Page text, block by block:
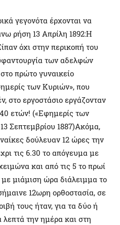
γεγονότα έρχονται να
ρήση 13 Απρίλη 1892:Η
όχι στην περικοπή του
των αδελφών
πρώτο γυναικείο
των Κυριών», που
στο εργοστάσιο εργάζονταν
ετών! («Εφημερίς των
Σεπτεμβρίου 1887)Ακόμα,
δούλευαν 12 ώρες την
τις 6.30 το απόγευμα με
και από τις 5 το πρωί
μιάμιση ώρα διάλειμμα το
12ωρη ορθοστασία, σε
τους ήταν, για τα δύο ή
λεπτά την ημέρα και στη